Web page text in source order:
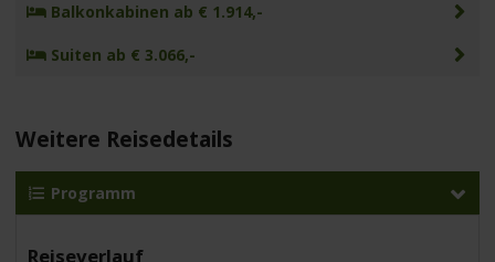
Balkonkabinen ab € 1.914,-
Suiten ab € 3.066,-
Weitere Reisedetails
Programm
Reiseverlauf